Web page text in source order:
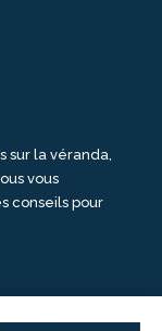
sur la véranda,
vous
conseils pour